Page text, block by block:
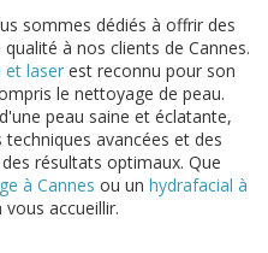
sommes dédiés à offrir des
à nos clients de Cannes.
et laser est reconnu pour son
le nettoyage de peau.
peau saine et éclatante,
avancées et des
résultats optimaux. Que
à Cannes ou un hydrafacial à
accueillir.